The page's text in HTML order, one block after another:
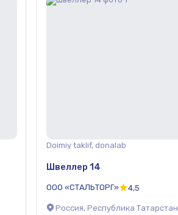
Doimiy taklif, donalab
Швеллер 14
ООО «СТАЛЬТОРГ» 4,5
Россия, Республика Татарстан